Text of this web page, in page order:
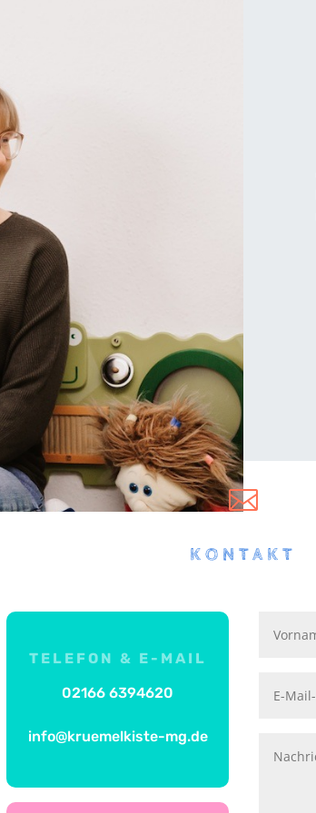

KONTAKT
TELEFON & E-MAIL
02166 6394620
info@kruemelkiste-mg.de